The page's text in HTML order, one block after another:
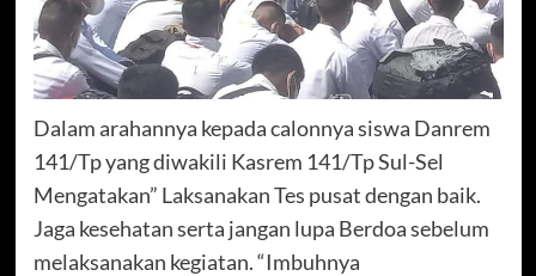
Dalam arahannya kepada calonnya siswa Danrem
141/Tp yang diwakili Kasrem 141/Tp Sul-Sel
Mengatakan” Laksanakan Tes pusat dengan baik.
Jaga kesehatan serta jangan lupa Berdoa sebelum
melaksanakan kegiatan. “Imbuhnya